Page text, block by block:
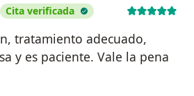
Cita verificada
tratamiento adecuado,
y es paciente. Vale la pena